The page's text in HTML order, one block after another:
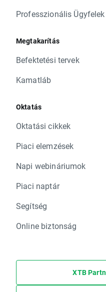
Professzionális Ügyfelek
Megtakarítás
Befektetési tervek
Kamatláb
Oktatás
Oktatási cikkek
Piaci elemzések
Napi webináriumok
Piaci naptár
Segítség
Online biztonság
XTB